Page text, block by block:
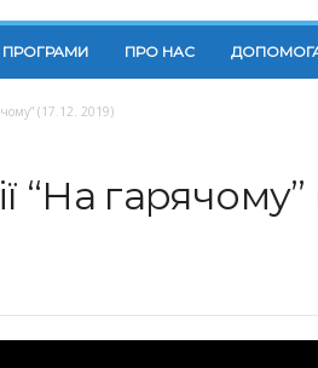
ПРОГРАМИ ПРО НАС
(17.12. 2019)
“На гарячому”